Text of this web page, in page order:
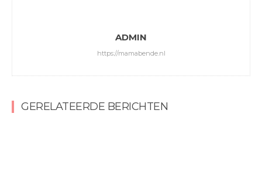
ADMIN
https://mamabende.nl
GERELATEERDE BERICHTEN